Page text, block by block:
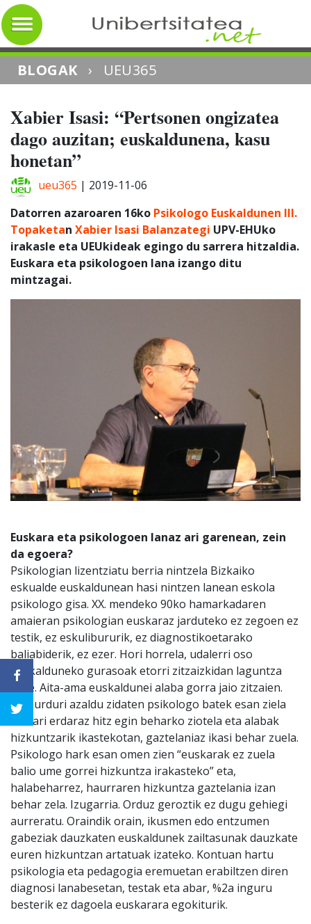
BLOGAK › UEU365
Xabier Isasi: “Pertsonen ongizatea
dago auzitan; euskaldunena, kasu
honetan”
ueu365 | 2019-11-06
Datorren azaroaren 16ko Psikologo Euskaldunen III.
Topaketan Xabier Isasi Balanzategi UPV-EHUko
irakasle eta UEUkideak egingo du sarrera hitzaldia.
Euskara eta psikologoen lana izango ditu
mintzagai.
Euskara eta psikologoen lanaz ari garenean, zein
da egoera?
Psikologian lizentziatu berria nintzela Bizkaiko
eskualde euskaldunean hasi nintzen lanean eskola
psikologo gisa. XX. mendeko 90ko hamarkadaren
amaieran psikologian euskaraz jarduteko ez zegoen ez
testik, ez eskulibururik, ez diagnostikoetarako
baliabiderik, ez ezer. Hori horrela, udalerri oso
euskalduneko gurasoak etorri zitzaizkidan laguntza
eske. Aita-ama euskaldunei alaba gorra jaio zitzaien.
Oso urduri azaldu zidaten psikologo batek esan ziela
alabari erdaraz hitz egin beharko ziotela eta alabak
hizkuntzarik ikastekotan, gaztelaniaz ikasi behar zuela.
Psikologo hark esan omen zien “euskarak ez zuela
balio ume gorrei hizkuntza irakasteko” eta,
halabeharrez, haurraren hizkuntza gaztelania izan
behar zela. Izugarria. Orduz geroztik ez dugu gehiegi
aurreratu. Oraindik orain, ikusmen edo entzumen
gabeziak dauzkaten euskaldunek zailtasunak dauzkate
euren hizkuntzan artatuak izateko. Kontuan hartu
psikologia eta pedagogia eremuetan erabiltzen diren
diagnosi lanabesetan, testak eta abar, %2a inguru
besterik ez dagoela euskarara egokiturik.